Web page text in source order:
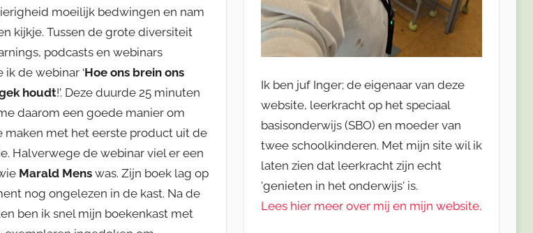
moeilijk bedwingen en nam
kijkje. Tussen de grote diversiteit
podcasts en webinars
de webinar ‘Hoe ons brein ons
houdt!’. Deze duurde 25 minuten
daarom een goede manier om
maken met het eerste product uit de
Halverwege de webinar viel er een
Marald Mens was. Zijn boek lag op
nog ongelezen in de kast. Na de
ben ik snel mijn boekenkast met
Ik ben juf Inger; de eigenaar van deze
website, leerkracht op het speciaal
basisonderwijs (SBO) en moeder van
twee schoolkinderen. Met mijn site wil ik
laten zien dat leerkracht zijn echt
'genieten in het onderwijs' is.
Lees hier meer over mij en mijn website.